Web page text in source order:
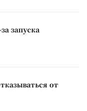
запуска
от